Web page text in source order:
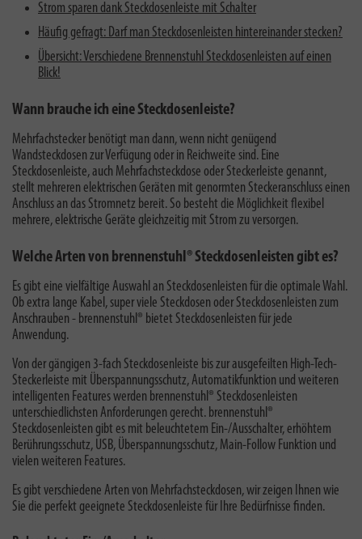
Strom sparen dank Steckdosenleiste mit Schalter
Häufig gefragt: Darf man Steckdosenleisten hintereinander stecken?
Übersicht: Verschiedene Brennenstuhl Steckdosenleisten auf einen
Blick!
Wann brauche ich eine Steckdosenleiste?
Mehrfachstecker benötigt man dann, wenn nicht genügend
Wandsteckdosen zur Verfügung oder in Reichweite sind. Eine
Steckdosenleiste, auch Mehrfachsteckdose oder Steckerleiste genannt,
stellt mehreren elektrischen Geräten mit genormten Steckeranschluss einen
Anschluss an das Stromnetz bereit. So besteht die Möglichkeit flexibel
mehrere, elektrische Geräte gleichzeitig mit Strom zu versorgen.
Welche Arten von brennenstuhl® Steckdosenleisten gibt es?
Es gibt eine vielfältige Auswahl an Steckdosenleisten für die optimale Wahl.
Ob extra lange Kabel, super viele Steckdosen oder Steckdosenleisten zum
Anschrauben - brennenstuhl® bietet Steckdosenleisten für jede
Anwendung.
Von der gängigen 3-fach Steckdosenleiste bis zur ausgefeilten High-Tech-
Steckerleiste mit Überspannungsschutz, Automatikfunktion und weiteren
intelligenten Features werden brennenstuhl® Steckdosenleisten
unterschiedlichsten Anforderungen gerecht. brennenstuhl®
Steckdosenleisten gibt es mit beleuchtetem Ein-/Ausschalter, erhöhtem
Berührungsschutz, USB, Überspannungsschutz, Main-Follow Funktion und
vielen weiteren Features.
Es gibt verschiedene Arten von Mehrfachsteckdosen, wir zeigen Ihnen wie
Sie die perfekt geeignete Steckdosenleiste für Ihre Bedürfnisse finden.